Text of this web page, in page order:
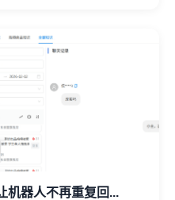
机器人不再重复回...